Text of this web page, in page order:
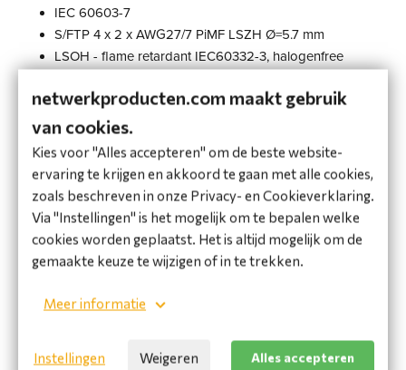
IEC 60603-7
S/FTP 4 x 2 x AWG27/7 PiMF LSZH Ø=5.7 mm
LSOH - flame retardant IEC60332-3, halogenfree
Mounted strain relief with latch protection
Bijbehorende kabel detector Art.-No. 058906 (niet bij
geleverd)
Pin assignment 1:1 with blinking plugs for monitoring
Mantel: FRNC according IEC60332-3 PIMF+Braiding
>65% covering
Toepassingen:IEEE 802.3; 10Base-T; 100Base-T;
1000Base-T; 10GBase-T; IEEE802.5; 16 MB; ISDN; FDDI;
Phone Specifications: Jacket FRNC: IEC60332-3; IEC
€ 11,76 incl. BTW
netwerkproducten.com maakt gebruik
van cookies.
Kies voor "Alles accepteren" om de beste website-
ervaring te krijgen en akkoord te gaan met alle cookies,
zoals beschreven in onze Privacy- en Cookieverklaring.
Via "Instellingen" is het mogelijk om te bepalen welke
cookies worden geplaatst. Het is altijd mogelijk om de
gemaakte keuze te wijzigen of in te trekken.
Meer informatie
Instellingen Weigeren Alles accepteren